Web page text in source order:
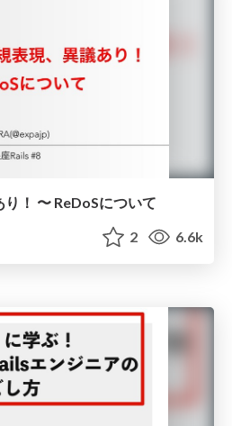
！ 〜 ReDoSについて
2 6.6k